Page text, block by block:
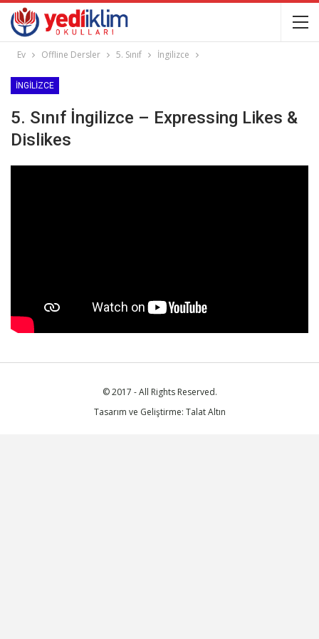
Ev Offline Dersler 5. Sınıf İngilizce
İNGILIZCE
5. Sınıf İngilizce – Expressing Likes &
Dislikes
© 2017 - All Rights Reserved.
Tasarım ve Geliştirme: Talat Altın